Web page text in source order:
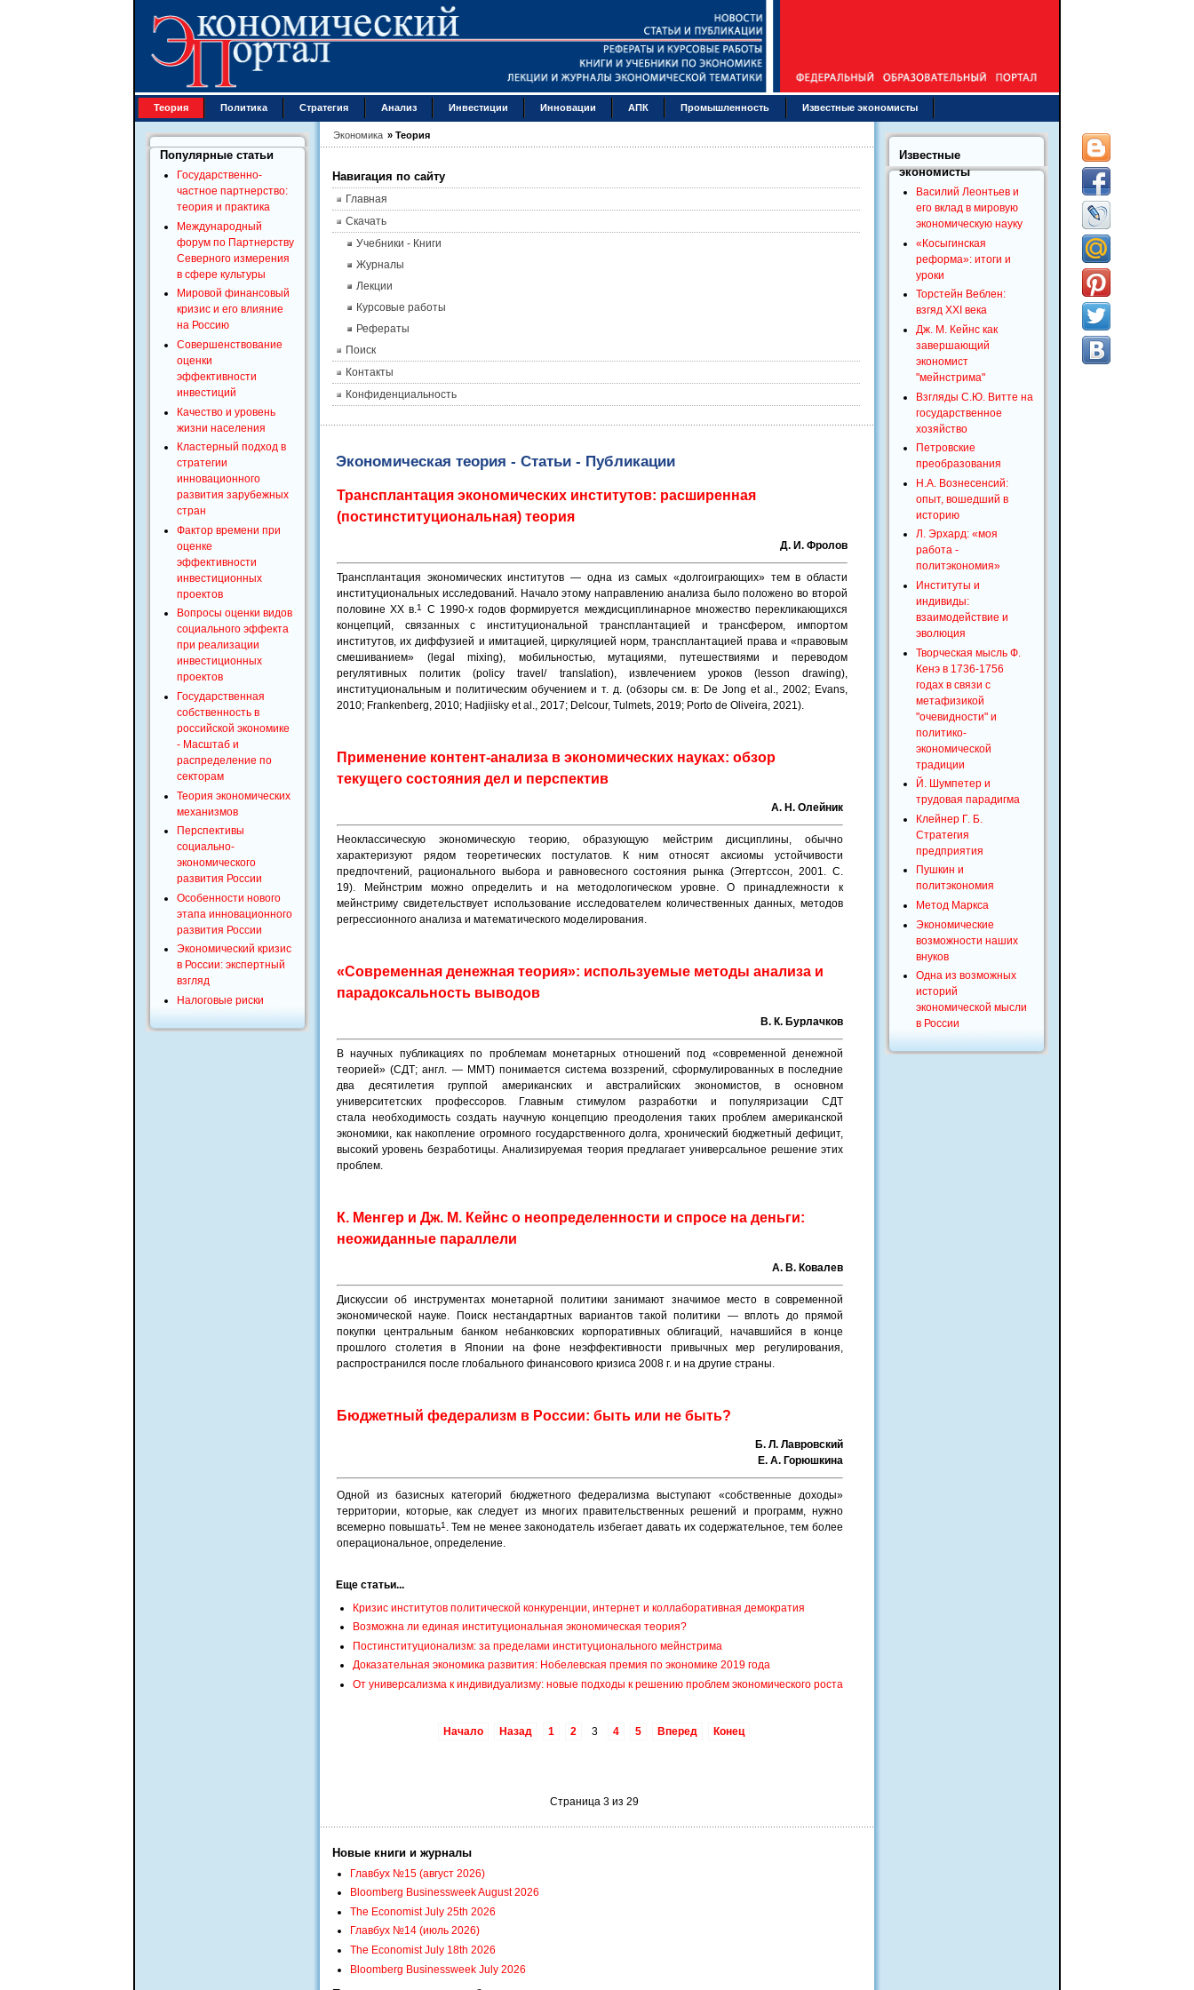
Теория Политика Стратегия Анализ Инвестиции Инновации АПК Промышленность Известные экономисты
Популярные статьи
Государственно-
частное партнерство:
теория и практика
Международный
форум по Партнерству
Северного измерения
в сфере культуры
Мировой финансовый
кризис и его влияние
на Россию
Совершенствование
оценки
эффективности
инвестиций
Качество и уровень
жизни населения
Кластерный подход в
стратегии
инновационного
развития зарубежных
стран
Фактор времени при
оценке
эффективности
инвестиционных
проектов
Вопросы оценки видов
социального эффекта
при реализации
инвестиционных
проектов
Государственная
собственность в
российской экономике
- Масштаб и
распределение по
секторам
Теория экономических
механизмов
Перспективы
социально-
экономического
развития России
Особенности нового
этапа инновационного
развития России
Экономический кризис
в России: экспертный
взгляд
Налоговые риски
Экономика »Теория
Навигация по сайту
Главная
Скачать
Учебники - Книги
Журналы
Лекции
Курсовые работы
Рефераты
Поиск
Контакты
Конфиденциальность
Экономическая теория - Статьи - Публикации
Трансплантация экономических институтов: расширенная
(постинституциональная) теория
Д. И. Фролов
Трансплантация экономических институтов — одна из самых «долгоиграющих» тем в области
институциональных исследований. Начало этому направлению анализа было положено во второй
половине XX в.1
С 1990-х годов формируется междисциплинарное множество перекликающихся
концепций, связанных с институциональной трансплантацией и трансфером, импортом
институтов, их диффузией и имитацией, циркуляцией норм, трансплантацией права и «правовым
смешиванием» (legal mixing), мобильностью, мутациями, путешествиями и переводом
регулятивных политик (policy travel/ translation), извлечением уроков (lesson drawing),
институциональным и политическим обучением и т. д. (обзоры см. в: De Jong et al., 2002; Evans,
2010; Frankenberg, 2010; Hadjiisky et al., 2017; Delcour, Tulmets, 2019; Porto de Oliveira, 2021).
Применение контент-анализа в экономических науках: обзор
текущего состояния дел и перспектив
А. Н. Олейник
Неоклассическую экономическую теорию, образующую мейстрим дисциплины, обычно
характеризуют рядом теоретических постулатов. К ним относят аксиомы устойчивости
предпочтений, рационального выбора и равновесного состояния рынка (Эггертссон, 2001. С.
19). Мейнстрим можно определить и на методологическом уровне. О принадлежности к
мейнстриму свидетельствует использование исследователем количественных данных, методов
регрессионного анализа и математического моделирования.
«Современная денежная теория»: используемые методы анализа и
парадоксальность выводов
В. К. Бурлачков
В научных публикациях по проблемам монетарных отношений под «современной денежной
теорией» (СДТ; англ. — ММТ) понимается система воззрений, сформулированных в последние
два десятилетия группой американских и австралийских экономистов, в основном
университетских профессоров. Главным стимулом разработки и популяризации СДТ
стала необходимость создать научную концепцию преодоления таких проблем американской
экономики, как накопление огромного государственного долга, хронический бюджетный дефицит,
высокий уровень безработицы. Анализируемая теория предлагает универсальное решение этих
проблем.
К. Менгер и Дж. М. Кейнс о неопределенности и спросе на деньги:
неожиданные параллели
А. В. Ковалев
Дискуссии об инструментах монетарной политики занимают значимое место в современной
экономической науке. Поиск нестандартных вариантов такой политики — вплоть до прямой
покупки центральным банком небанковских корпоративных облигаций, начавшийся в конце
прошлого столетия в Японии на фоне неэффективности привычных мер регулирования,
распространился после глобального финансового кризиса 2008 г. и на другие страны.
Бюджетный федерализм в России: быть или не быть?
Б. Л. Лавровский
Е. А. Горюшкина
Одной из базисных категорий бюджетного федерализма выступают «собственные доходы»
территории, которые, как следует из многих правительственных решений и программ, нужно
всемерно повышать1 . Тем не менее законодатель избегает давать их содержательное, тем более
операциональное, определение.
Еще статьи...
Кризис институтов политической конкуренции, интернет и коллаборативная демократия
Возможна ли единая институциональная экономическая теория?
Постинституционализм: за пределами институционального мейнстрима
Доказательная экономика развития: Нобелевская премия по экономике 2019 года
От универсализма к индивидуализму: новые подходы к решению проблем экономического роста
Начало Назад 1 2 3 4 5 Вперед Конец
Страница 3 из 29
Новые книги и журналы
Главбух №15 (август 2026)
Bloomberg Businessweek August 2026
The Economist July 25th 2026
Главбух №14 (июль 2026)
The Economist July 18th 2026
Bloomberg Businessweek July 2026
Известные
экономисты
Василий Леонтьев и
его вклад в мировую
экономическую науку
«Косыгинская
реформа»: итоги и
уроки
Торстейн Веблен:
взгяд XXI века
Дж. М. Кейнс как
завершающий
экономист
"мейнстрима"
Взгляды С.Ю. Витте на
государственное
хозяйство
Петровские
преобразования
Н.А. Вознесенсий:
опыт, вошедший в
историю
Л. Эрхард: «моя
работа -
политэкономия»
Институты и
индивиды:
взаимодействие и
эволюция
Творческая мысль Ф.
Кенэ в 1736-1756
годах в связи с
метафизикой
"очевидности" и
политико-
экономической
традиции
Й. Шумпетер и
трудовая парадигма
Клейнер Г. Б.
Стратегия
предприятия
Пушкин и
политэкономия
Метод Маркса
Экономические
возможности наших
внуков
Одна из возможных
историй
экономической мысли
в России